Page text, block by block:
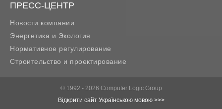
ПРЕСС-ЦЕНТР
Новости компании
Энергетика и Экология
Нормативное регулирование
Строительство и проектирование
© 1992 - 2026 Computer Logic Group
Відкрити сайт Українською мовою >>>